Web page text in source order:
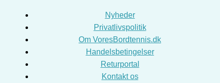
Nyheder
Privatlivspolitik
Om VoresBordtennis.dk
Handelsbetingelser
Returportal
Kontakt os